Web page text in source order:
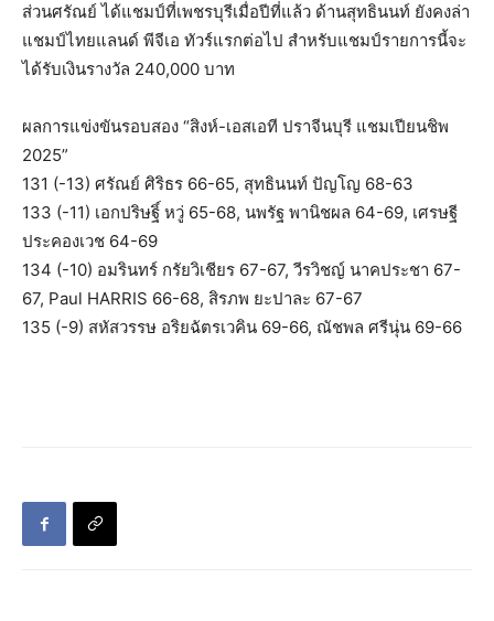
ส่วนศรัณย์ ได้แชมป์ที่เพชรบุรีเมื่อปีที่แล้ว ด้านสุทธินนท์ ยังคงล่า
แชมป์ไทยแลนด์ พีจีเอ ทัวร์แรกต่อไป สำหรับแชมป์รายการนี้จะ
ได้รับเงินรางวัล 240,000 บาท
ผลการแข่งขันรอบสอง “สิงห์-เอสเอที ปราจีนบุรี แชมเปียนชิพ
2025”
131 (-13) ศรัณย์ ศิริธร 66-65, สุทธินนท์ ปัญโญ 68-63
133 (-11) เอกปริษฐิ์ หวู่ 65-68, นพรัฐ พานิชผล 64-69, เศรษฐี
ประคองเวช 64-69
134 (-10) อมรินทร์ กรัยวิเชียร 67-67, วีรวิชญ์ นาคประชา 67-
67, Paul HARRIS 66-68, สิรภพ ยะปาละ 67-67
135 (-9) สหัสวรรษ อริยฉัตรเวคิน 69-66, ณัชพล ศรีนุ่น 69-66